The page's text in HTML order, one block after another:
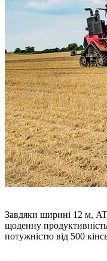
Завдяки ширині 12 м,
щоденну
потужністю від 500